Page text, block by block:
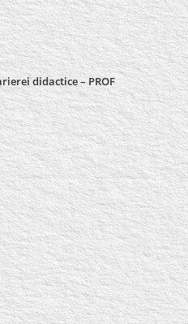
didactice – PROF